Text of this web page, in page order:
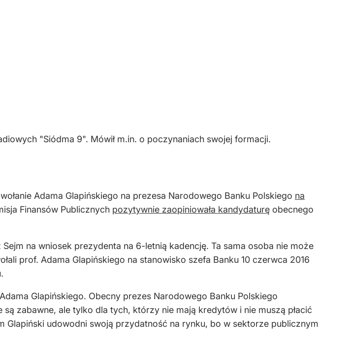
"Siódma 9". Mówił m.in. o poczynaniach swojej formacji.
Adama Glapińskiego na prezesa Narodowego Banku Polskiego na
Finansów Publicznych pozytywnie zaopiniowała kandydaturę obecnego
na wniosek prezydenta na 6-letnią kadencję. Ta sama osoba nie może
prof. Adama Glapińskiego na stanowisko szefa Banku 10 czerwca 2016
Glapińskiego. Obecny prezes Narodowego Banku Polskiego
zabawne, ale tylko dla tych, którzy nie mają kredytów i nie muszą płacić
Glapiński udowodni swoją przydatność na rynku, bo w sektorze publicznym